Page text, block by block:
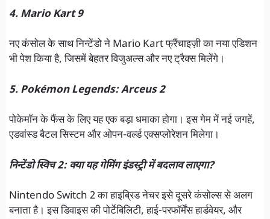
4. Mario Kart 9
नए कंसोल के साथ निन्टेंडो ने Mario Kart फ्रैंचाइज़ी का नया एडिशन
भी पेश किया है, जिसमें बेहतर विजुअल्स और नए ट्रैक्स मिलेंगे।
5. Pokémon Legends: Arceus 2
पोकेमॉन के फैंस के लिए यह एक बड़ा धमाका होगा। इस गेम में नई जगहें,
एडवांस्ड बैटल सिस्टम और ओपन-वर्ल्ड एक्सप्लोरेशन मिलेगा।
निन्टेंडो स्विच 2: क्या यह गेमिंग इंडस्ट्री में बदलाव लाएगा?
Nintendo Switch 2 का हाइब्रिड नेचर इसे दूसरे कंसोल्स से अलग
बनाता है। इस डिवाइस की पोर्टेबिलिटी, हाई-परफॉर्मेंस हार्डवेयर, और